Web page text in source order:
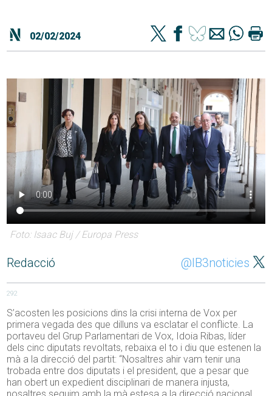
02/02/2024
Foto: Isaac Buj / Europa Press
Redacció @IB3noticies
292
S’acosten les posicions dins la crisi interna de Vox per
primera vegada des que dilluns va esclatar el conflicte. La
portaveu del Grup Parlamentari de Vox, Idoia Ribas, líder
dels cinc diputats revoltats, rebaixa el to i diu que estenen la
mà a la direcció del partit: “Nosaltres ahir vam tenir una
trobada entre dos diputats i el president, que a pesar que
han obert un expedient disciplinari de manera injusta,